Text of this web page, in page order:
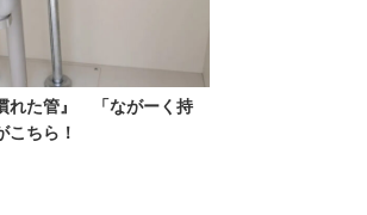
れた管』 「ながーく持
こちら！